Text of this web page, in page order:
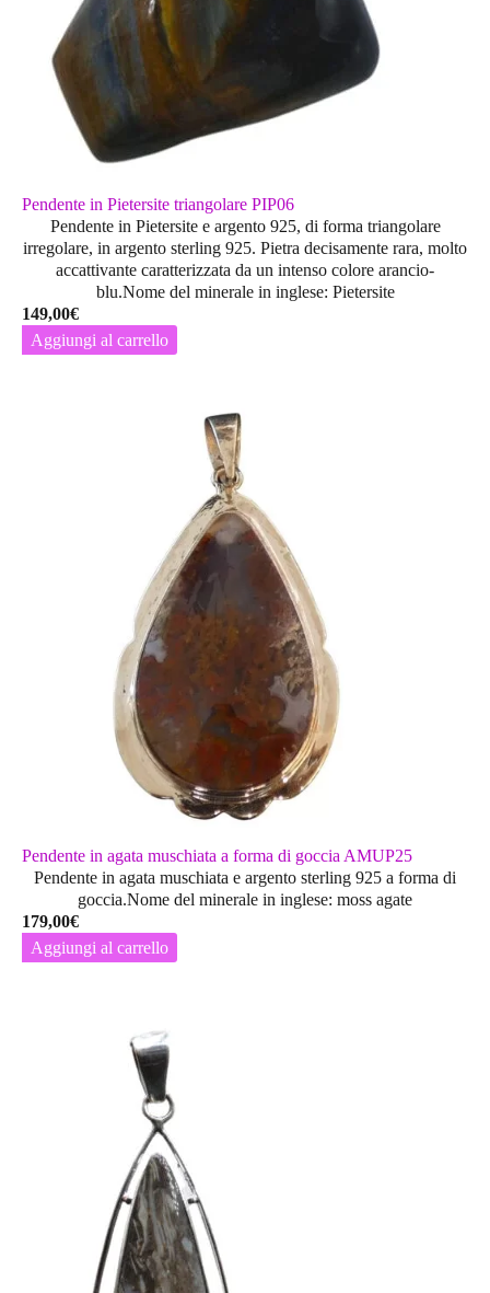
Pendente in Pietersite triangolare PIP06
Pendente in Pietersite e argento 925, di forma triangolare
irregolare, in argento sterling 925. Pietra decisamente rara, molto
accattivante caratterizzata da un intenso colore arancio-
blu.Nome del minerale in inglese: Pietersite
149,00€
Aggiungi al carrello
Pendente in agata muschiata a forma di goccia AMUP25
Pendente in agata muschiata e argento sterling 925 a forma di
goccia.Nome del minerale in inglese: moss agate
179,00€
Aggiungi al carrello